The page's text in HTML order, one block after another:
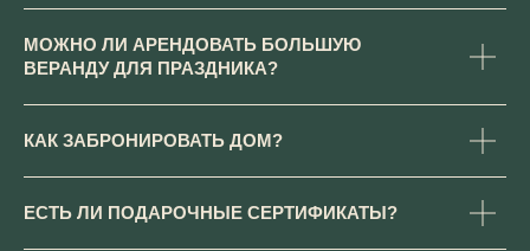
МОЖНО ЛИ АРЕНДОВАТЬ БОЛЬШУЮ
ВЕРАНДУ ДЛЯ ПРАЗДНИКА?
КАК ЗАБРОНИРОВАТЬ ДОМ?
ЕСТЬ ЛИ ПОДАРОЧНЫЕ СЕРТИФИКАТЫ?